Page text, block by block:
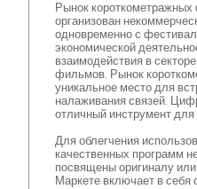
Рынок
организован
одновременно с
экономической
взаимодействия в
фильмов. Рынок
уникальное место для
налаживания связей.
отличный инструмент для
Для облегчения
качественных программ
посвящены оригиналу
Маркете включает в